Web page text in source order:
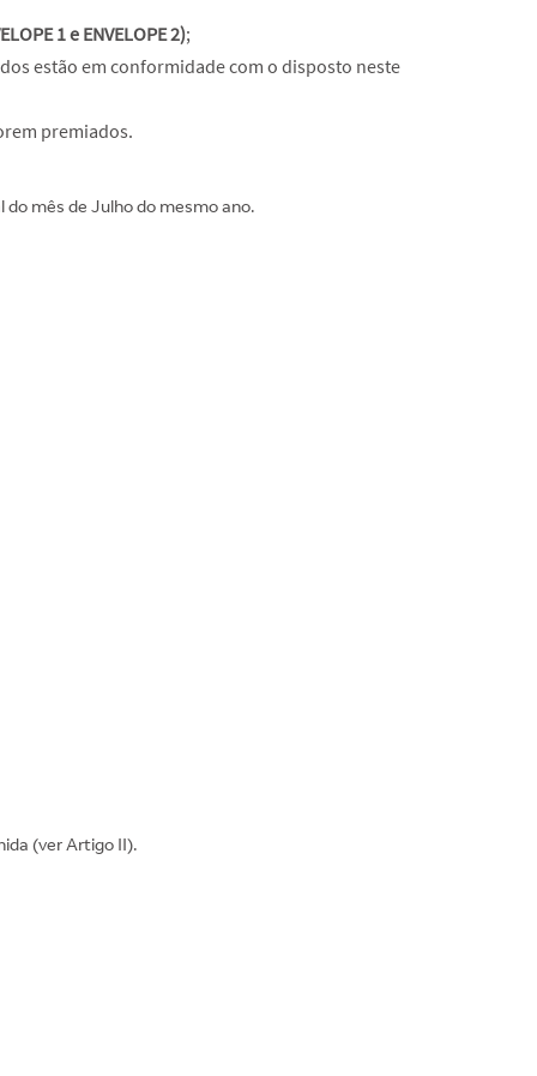
1 e ENVELOPE 2);
estão em conformidade com o disposto neste
premiados.
mês de Julho do mesmo ano.
(ver Artigo II).